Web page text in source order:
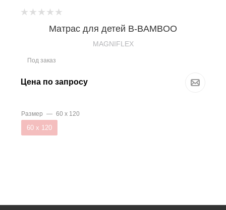
Матрас для детей B-BAMBOO
MAGNIFLEX
Под заказ
Цена по запросу
Размер — 60 х 120
60 х 120